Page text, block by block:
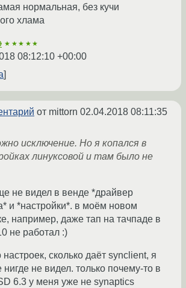
нормальная, без кучи
хлама
★★★★★
08:12:10 +00:00
от mittorn 02.04.2018 08:11:35
исключение. Но я копался в
линуксовой и там было не
не видел в венде *драйвер
и *настройки*. в моём новом
например, даже тап на тачпаде в
не работал :)
настроек, сколько даёт synclient, я
не видел. только почему-то в
6.3 у меня уже не synaptics